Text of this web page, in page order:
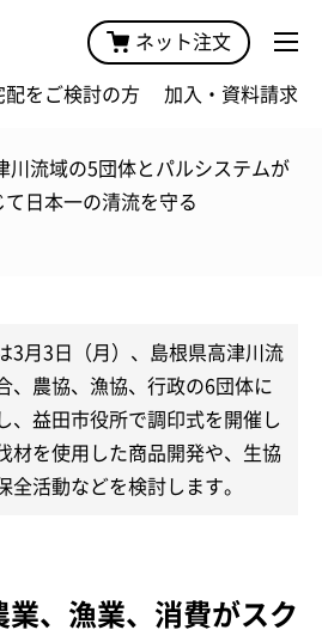
ネット注文
配をご検討の方 加入・資料請求
流域の5団体とパルシステムが
日本一の清流を守る
3月3日（月）、島根県高津川流
、農協、漁協、行政の6団体に
、益田市役所で調印式を開催し
材を使用した商品開発や、生協
全活動などを検討します。
業、漁業、消費がスク